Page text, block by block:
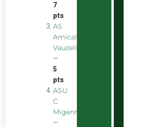
7
pts
AS
Amicale
Vauzelles
—
5
pts
ASU
C
Migennes
—